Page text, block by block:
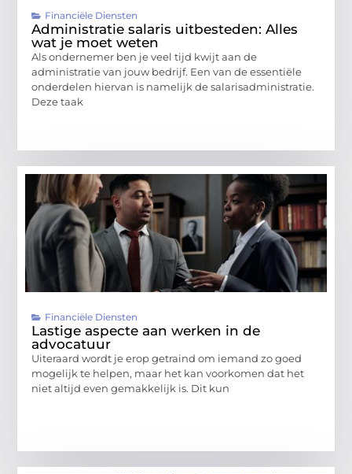
Financiële Diensten
Administratie salaris uitbesteden: Alles
wat je moet weten
Als ondernemer ben je veel tijd kwijt aan de
administratie van jouw bedrijf. Een van de essentiële
onderdelen hiervan is namelijk de salarisadministratie.
Deze taak
Financiële Diensten
Lastige aspecte aan werken in de
advocatuur
Uiteraard wordt je erop getraind om iemand zo goed
mogelijk te helpen, maar het kan voorkomen dat het
niet altijd even gemakkelijk is. Dit kun